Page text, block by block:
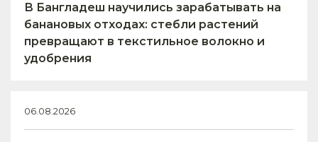
В Бангладеш научились зарабатывать на
банановых отходах: стебли растений
превращают в текстильное волокно и
удобрения
06.08.2026